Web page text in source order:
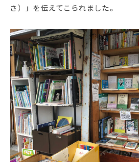
さ）」を伝えてこられました。